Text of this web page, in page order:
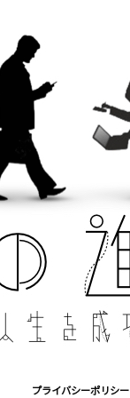
プライバシーポリシー